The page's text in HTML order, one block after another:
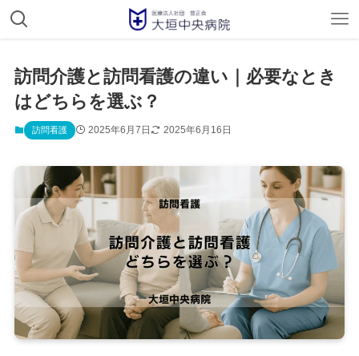
訪問介護と訪問看護の違い｜必要なとき
はどちらを選ぶ？
訪問看護 2025年6月7日 2025年6月16日